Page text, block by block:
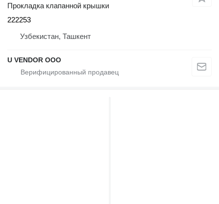
Прокладка клапанной крышки
222253
Узбекистан, Ташкент
U VENDOR OOO